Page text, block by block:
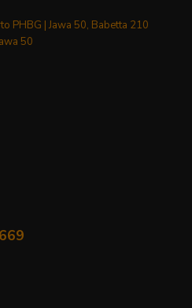
PHBG | Jawa 50, Babetta 210
50